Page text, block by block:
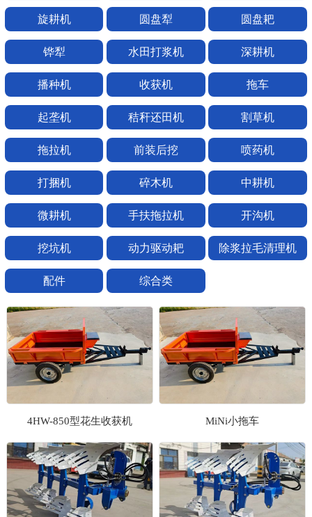
旋耕机 圆盘犁 圆盘耙
铧犁 水田打浆机 深耕机
播种机 收获机 拖车
起垄机 秸秆还田机 割草机
拖拉机 前装后挖 喷药机
打捆机 碎木机 中耕机
微耕机 手扶拖拉机 开沟机
挖坑机 动力驱动耙 除浆拉毛清理机
配件 综合类
4HW-850型花生收获机 MiNi小拖车